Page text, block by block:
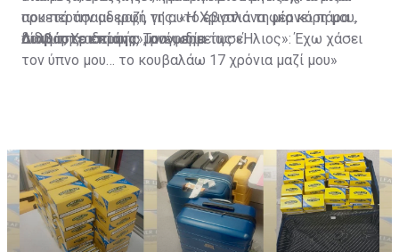
που περάσαμε μαζί, γι’ αυτό έβγαλα τη μία κόρη μου,
δίδυμη, Χριστιάνα», ανέφερε.
αρκετά την αδερφή της. «Η Χριστιάνα φέρνει πάρα
πολύ της αδερφής μου», σημείωσε.
Διαβάστε επίσης: Τραγωδία της «Ήλιος»: Έχω χάσει
τον ύπνο μου… το κουβαλάω 17 χρόνια μαζί μου»